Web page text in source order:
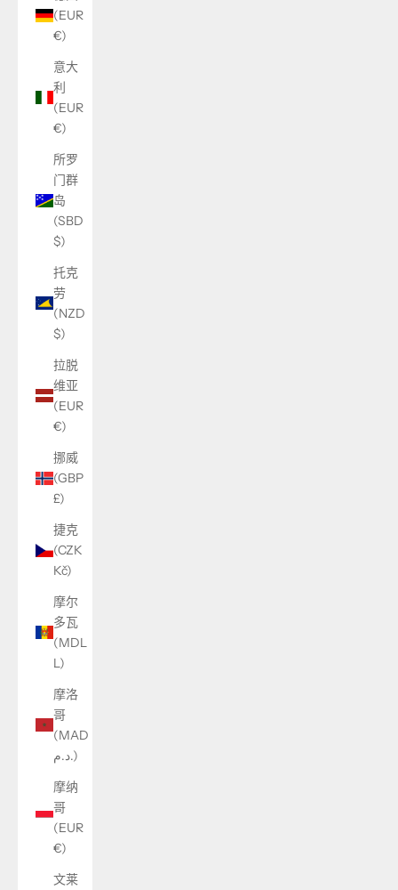
(EUR
€)
意大
利
(EUR
€)
所罗
门群
岛
(SBD
$)
托克
劳
(NZD
$)
拉脱
维亚
(EUR
€)
挪威
(GBP
£)
捷克
(CZK
Kč)
摩尔
多瓦
(MDL
L)
摩洛
哥
(MAD
د.م.)
摩纳
哥
(EUR
€)
文莱